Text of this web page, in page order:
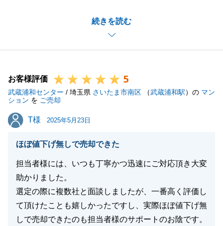
続きを読む
だけたとのお言葉を頂戴し、大変嬉しく思っておりま
今後も不動産に関するご相談がございましたら、どん
どうぞ宜しくお願いいたします。
お客様評価 5
武蔵浦和センター / 埼玉県 さいたま市南区 （武蔵浦和駅）の マン
ション を ご売却
T様
T様 2025年5月23日
ほぼ値下げ無しで売却できた
担当者様には、いつも丁寧かつ迅速にご対応頂き大変
助かりました。
選定の際に複数社と面談しましたが、一番高く評価し
て頂けたことも嬉しかったですし、実際ほぼ値下げ無
しで売却できたのも担当者様のサポートのお陰です。